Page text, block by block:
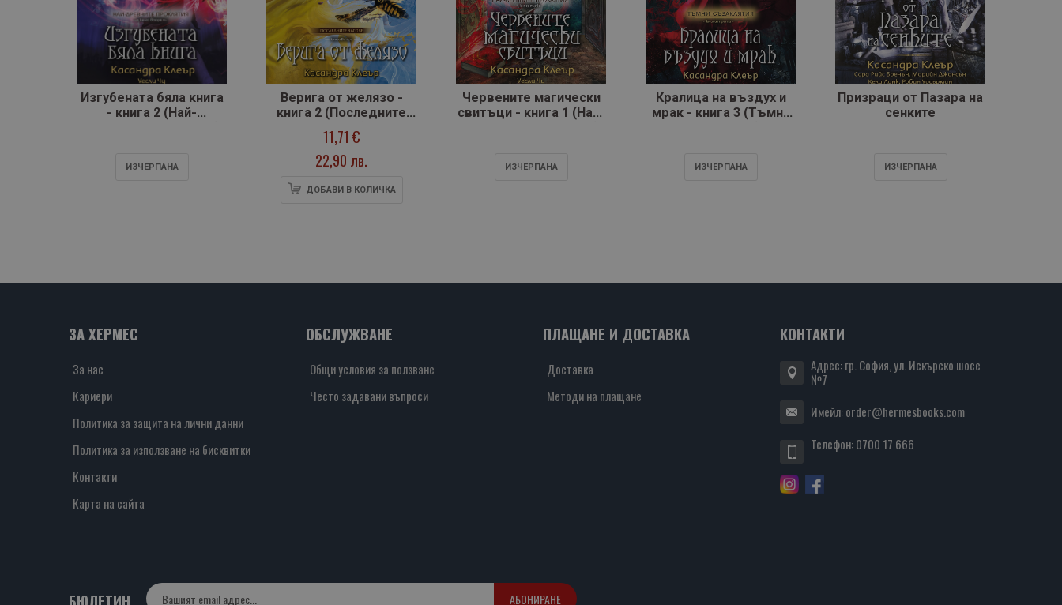
Изгубената бяла книга
- книга 2 (Най-
ИЗЧЕРПАНA
Верига от желязо -
книга 2 (Последните
часове)
11,71 €
22,90 лв.
ДОБАВИ В КОЛИЧКА
Червените магически
свитъци - книга 1 (Най-
ИЗЧЕРПАНA
Кралица на въздух и
мрак - книга 3 (Тъмни
ИЗЧЕРПАНA
Призраци от Пазара на
сенките
ИЗЧЕРПАНA
ЗА ХЕРМЕС
За нас
Кариери
Политика за защита на лични данни
Политика за използване на бисквитки
Контакти
Карта на сайта
ОБСЛУЖВАНЕ
Общи условия за ползване
Често задавани въпроси
ПЛАЩАНЕ И ДОСТАВКА
Доставка
Методи на плащане
КОНТАКТИ
Адрес: гр. София, ул. Искърско шосе
№7
Имейл:order@hermesbooks.com
Телефон:0700 17 666
АБОНИРАНЕ